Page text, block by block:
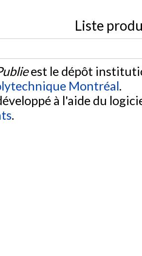
Liste
est le dépôt
Montréal.
à l'aide du
.